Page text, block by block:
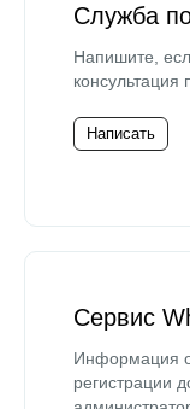
Служба
Напишите,
консультация
Написать
Сервис
Информация о
регистрации